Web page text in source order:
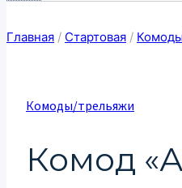
Главная / Стартовая /
Комоды/трельяжи
Комод